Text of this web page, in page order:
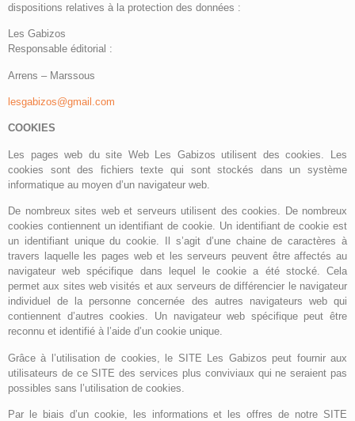
dispositions relatives à la protection des données :
Les Gabizos
Responsable éditorial :
Arrens – Marssous
lesgabizos@gmail.com
COOKIES
Les pages web du site Web Les Gabizos utilisent des cookies. Les
cookies sont des fichiers texte qui sont stockés dans un système
informatique au moyen d’un navigateur web.
De nombreux sites web et serveurs utilisent des cookies. De nombreux
cookies contiennent un identifiant de cookie. Un identifiant de cookie est
un identifiant unique du cookie. Il s’agit d’une chaine de caractères à
travers laquelle les pages web et les serveurs peuvent être affectés au
navigateur web spécifique dans lequel le cookie a été stocké. Cela
permet aux sites web visités et aux serveurs de différencier le navigateur
individuel de la personne concernée des autres navigateurs web qui
contiennent d’autres cookies. Un navigateur web spécifique peut être
reconnu et identifié à l’aide d’un cookie unique.
Grâce à l’utilisation de cookies, le SITE Les Gabizos peut fournir aux
utilisateurs de ce SITE des services plus conviviaux qui ne seraient pas
possibles sans l’utilisation de cookies.
Par le biais d’un cookie, les informations et les offres de notre SITE